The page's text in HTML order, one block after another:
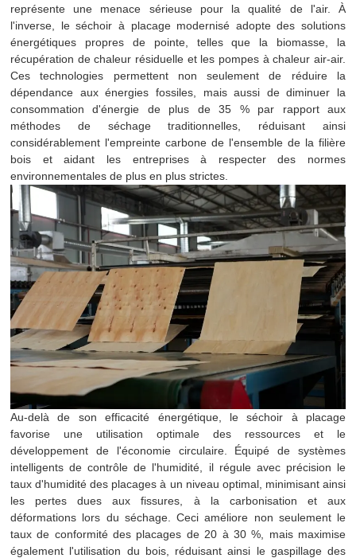
représente une menace sérieuse pour la qualité de l'air. À
l'inverse, le séchoir à placage modernisé adopte des solutions
énergétiques propres de pointe, telles que la biomasse, la
récupération de chaleur résiduelle et les pompes à chaleur air-air.
Ces technologies permettent non seulement de réduire la
dépendance aux énergies fossiles, mais aussi de diminuer la
consommation d'énergie de plus de 35 % par rapport aux
méthodes de séchage traditionnelles, réduisant ainsi
considérablement l'empreinte carbone de l'ensemble de la filière
bois et aidant les entreprises à respecter des normes
environnementales de plus en plus strictes.
Au-delà de son efficacité énergétique, le séchoir à placage
favorise une utilisation optimale des ressources et le
développement de l'économie circulaire. Équipé de systèmes
intelligents de contrôle de l'humidité, il régule avec précision le
taux d'humidité des placages à un niveau optimal, minimisant ainsi
les pertes dues aux fissures, à la carbonisation et aux
déformations lors du séchage. Ceci améliore non seulement le
taux de conformité des placages de 20 à 30 %, mais maximise
également l'utilisation du bois, réduisant ainsi le gaspillage des